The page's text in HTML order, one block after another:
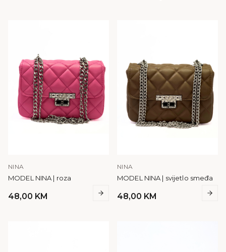
NINA
MODEL NINA | roza
48,00 KM
NINA
MODEL NINA | svijetlo smeđa
48,00 KM